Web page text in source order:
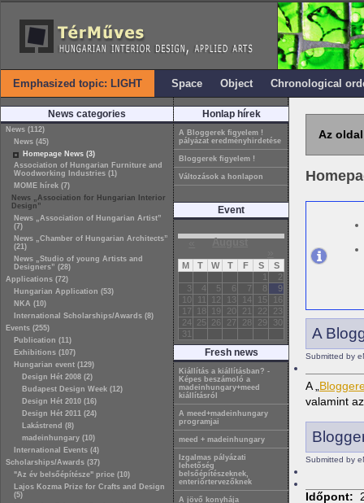
Emphasized topic: LIGHT Space Object Chronological
News categories
News (112)
News (45)
Homepage News (3)
Association of Hungarian Furniture and
Woodworking Industries (1)
MOME hírek (7)
News „Association for Hungarian Interior
Design”
News „Association of Hungarian Artist”
(7)
News „Chamber of Hungarian Architects”
(21)
News „Studio of young Artists and
Designers” (28)
Applications (72)
Hungarian Application (53)
NKA (10)
International Scholarships/Awards (8)
Events (255)
Publication (11)
Exhibitions (107)
Hungarian event (129)
Design Hét 2008 (2)
Budapest Design Week (12)
Design Hét 2010 (16)
Design Hét 2011 (24)
Lakástrend (8)
madeinhungary (10)
International Events (4)
Scholarships/Awards (37)
"Az év belsőépítésze" price (10)
Lajos Kozma Prize for Crafts and Design
(5)
Honlap hírek
A Bloggerek figyelem !
pályázat eredményhirdetése
Bloggerek figyelem !
Változások a honlapon
Event
« August
M T W T F S
S
1
2
3
4 5 6 7 8
9
10
11 12 13 14 15
16
17
18 19 20 21 22
23
24
25 26 27 28 29
30
31
Fresh news
Kiállítás a kiállításban? -
Képes beszámoló a
madeinhungary+meed
kiállításról
A meed+madeinhungary
programjai
meed + madeinhungary
Izgalmas pályázati
lehetőség
belsőépítészeknek,
enteriőrtervezőknek
A jövő konyhája
Az
A
Submitted by
A „
valamint
Submitted by
Időpont: